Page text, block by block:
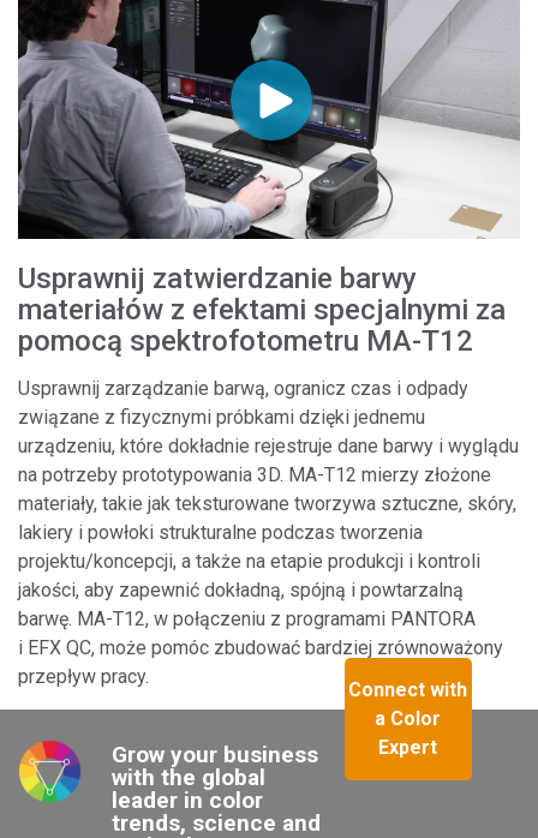
Usprawnij zatwierdzanie barwy
materiałów z efektami specjalnymi za
pomocą spektrofotometru MA-T12
Usprawnij zarządzanie barwą, ogranicz czas i odpady
związane z fizycznymi próbkami dzięki jednemu
urządzeniu, które dokładnie rejestruje dane barwy i wyglądu
na potrzeby prototypowania 3D. MA-T12 mierzy złożone
materiały, takie jak teksturowane tworzywa sztuczne, skóry,
lakiery i powłoki strukturalne podczas tworzenia
projektu/koncepcji, a także na etapie produkcji i kontroli
jakości, aby zapewnić dokładną, spójną i powtarzalną
barwę. MA-T12, w połączeniu z programami PANTORA
i EFX QC, może pomóc zbudować bardziej zrównoważony
przepływ pracy.
Grow your business
with the global
leader in color
trends, science and
Connect with
a Color
Expert